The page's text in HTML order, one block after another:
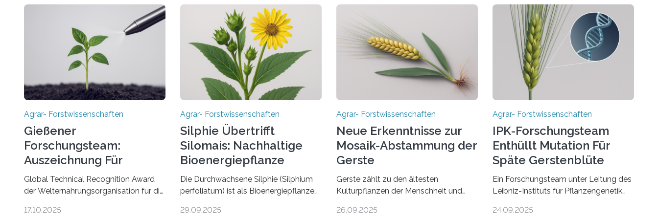
Agrar- Forstwissenschaften
Gießener
Forschungsteam:
Auszeichnung Für
Nachhaltigen
Pflanzenschutz
Global Technical Recognition Award
der Welternährungsorganisation für die
Schetelig am Institut für
17.10.2025
Agrar- Forstwissenschaften
Silphie Übertrifft
Silomais: Nachhaltige
Bioenergiepflanze
Die Durchwachsene Silphie (Silphium
perfoliatum) ist als Bioenergiepflanze
zu Silomais. Das ist das Ergebnis einer
29.09.2025
Agrar- Forstwissenschaften
Neue Erkenntnisse zur
Mosaik-Abstammung der
Gerste
Gerste zählt zu den ältesten
Kulturpflanzen der Menschheit und
kultiviert. Lange Zeit wurde vermutet,
26.09.2025
Agrar- Forstwissenschaften
IPK-Forschungsteam
Enthüllt Mutation Für
Späte Gerstenblüte
Ein Forschungsteam unter Leitung des
Leibniz-Instituts für Pflanzengenetik
die entscheidende Mutation eines Gens
24.09.2025